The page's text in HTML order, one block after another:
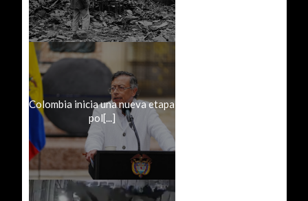
Colombia inicia una nueva etapa
pol[...]